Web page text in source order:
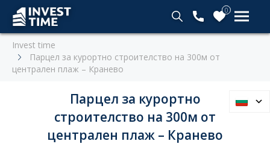
0
Invest time
Парцел за курортно строителство на 300м от
централен плаж – Кранево
Парцел за курортно
строителство на 300м от
централен плаж – Кранево